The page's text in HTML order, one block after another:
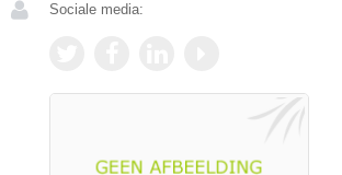
Sociale media: